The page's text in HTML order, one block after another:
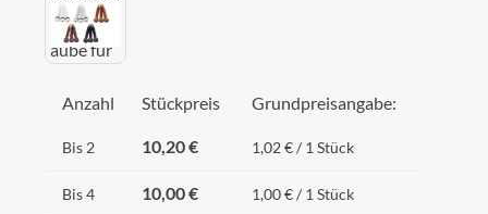
Anzahl Stückpreis Grundpreisangabe:
Bis 2 10,20 € 1,02 € / 1 Stück
Bis4 10,00 € 1,00 € / 1 Stück